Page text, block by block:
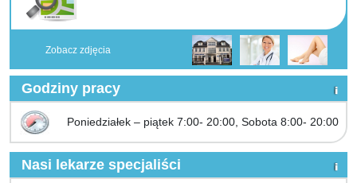
Zobacz zdjęcia
Godziny pracy
Poniedziałek – piątek 7:00- 20:00, Sobota 8:00- 20:00
Nasi lekarze specjaliści